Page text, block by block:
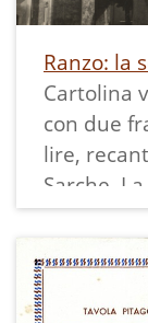
Ranzo: la
Cartolina
con due
lire,
Sarche.
ad altre
della